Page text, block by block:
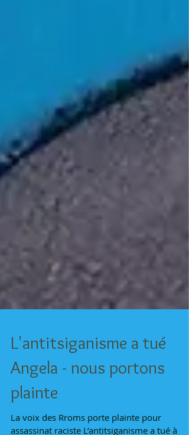
L'antitsiganisme a tué
Angela - nous portons